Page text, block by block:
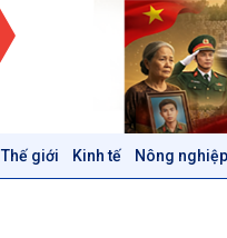
Thế giới Kinh tế Nông